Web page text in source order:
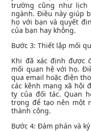
trường cũng như lịch
ngành. Điều này giúp
họ với bạn và quyết
của bạn hay không.
Bước 3: Thiết lập mối
Khi đã xác định được
mối quan hệ với họ.
qua email hoặc điện
các kênh mạng xã hội
ty của đối tác. Quan
trọng để tạo nên một
thành công.
Bước 4: Đàm phán và